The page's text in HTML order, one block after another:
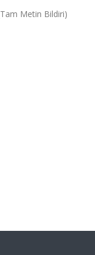
Metin Bildiri)